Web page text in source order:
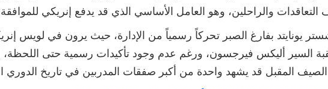
والراحلين، وهو العامل الأساسي الذي قد يدفع إنريكي
يونايتد بفارغ الصبر تحركاً رسمياً من الإدارة، حيث يرون في لويس
السير أليكس فيرجسون، ورغم عدم وجود تأكيدات رسمية حتى اللحظة،
المقبل قد يشهد واحدة من أكبر صفقات المدربين في تاريخ الدوري